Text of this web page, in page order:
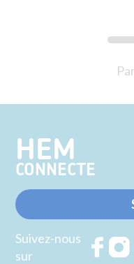
HEM
CONNECTE
Suivez-nous
sur